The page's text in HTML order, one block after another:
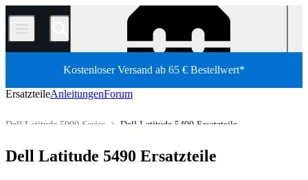
/
Kostenloser Versand ab 65 € Bestellwert*
ErsatzteileAnleitungenForum
Dell Latitude 5490 Ersatzteile
Dell Latitude 5000 Series
Laptop und Desktop PCs
Ersatzteile
Shop
Dell Latitude 5490 Ersatzteile